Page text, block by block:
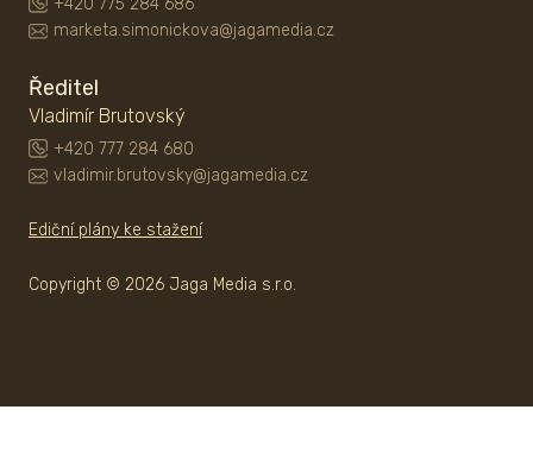
+420 775 284 686
marketa.simonickova@jagamedia.cz
Ředitel
Vladimír Brutovský
+420 777 284 680
vladimir.brutovsky@jagamedia.cz
Ediční plány ke stažení
Copyright © 2026 Jaga Media s.r.o.